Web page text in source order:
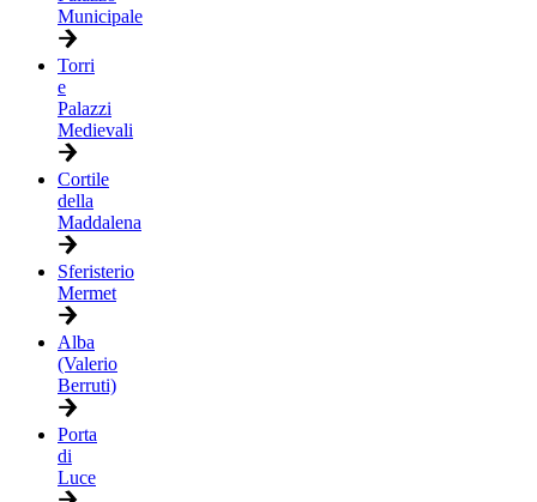
Municipale
Torri
e
Palazzi
Medievali
Cortile
della
Maddalena
Sferisterio
Mermet
Alba
(Valerio
Berruti)
Porta
di
Luce